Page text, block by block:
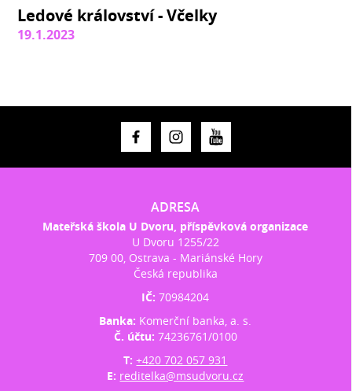
Ledové království - Včelky
19.1.2023
ADRESA
Mateřská škola U Dvoru, příspěvková organizace
U Dvoru 1255/22
709 00, Ostrava - Mariánské Hory
Česká republika
IČ:70984204
Banka: Komerční banka, a. s.
Č. účtu: 74236761/0100
T:+420 702 057 931
E: reditelka@msudvoru.cz